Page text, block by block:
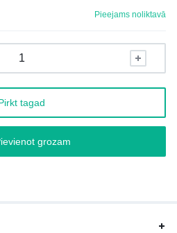
Pieejams noliktavā
grozam
tagad